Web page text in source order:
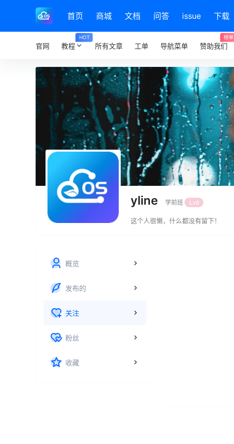
首页 商城 文档 问答 issue 下载
官网 教程
HOT
所有文章 工单 导航菜单 赞助我们
榜单
yline 学前班 Lv0
这个人很懒，什么都没有留下！
概览
发布的
关注
粉丝
收藏